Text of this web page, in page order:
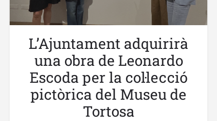
L’Ajuntament adquirirà
una obra de Leonardo
Escoda per la col·lecció
pictòrica del Museu de
Tortosa